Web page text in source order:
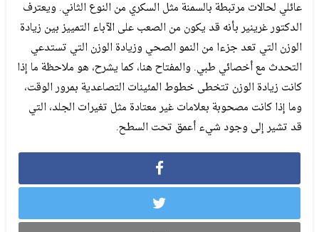
عائلي لحالات مرتبطة بالسمنة مثل السكري من النوع الثاني. ويعترف
الدكتور غرينير بأنه قد يكون من الصعب على الآباء التمييز بين زيادة
الوزن التي تعد جزءا من النمو الصحي وزيادة الوزن التي تستدعي
التحدث مع أخصائي طبي. والمفتاح هنا، كما يشرح، هو ملاحظة ما إذا
كانت زيادة الوزن تتخطى خطوط المئينات التصاعدية بمرور الوقت،
وما إذا كانت مصحوبة بعلامات غير معتادة مثل تغيرات الجلد، التي
قد تشير إلى وجود شيء أعمق تحت السطح.